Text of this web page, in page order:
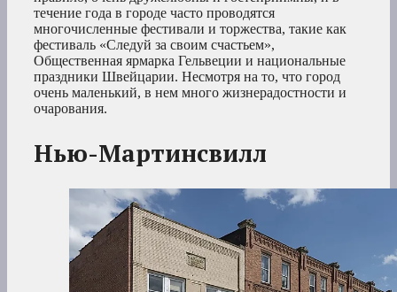
течение года в городе часто проводятся
многочисленные фестивали и торжества, такие как
фестиваль «Следуй за своим счастьем»,
Общественная ярмарка Гельвеции и национальные
праздники Швейцарии. Несмотря на то, что город
очень маленький, в нем много жизнерадостности и
очарования.
Нью-Мартинсвилл